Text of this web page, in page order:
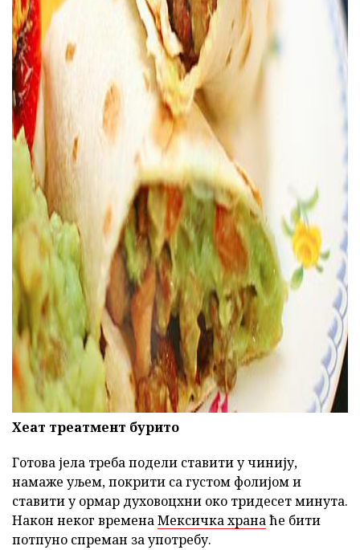
ad
Хеат треатмент бурито
Готова јела треба подели ставити у чинију,
намаже уљем, покрити са густом фолијом и
ставити у ормар духовоцхни око тридесет минута.
Након неког временаМексичка хранаће бити
потпуно спреман за употребу.